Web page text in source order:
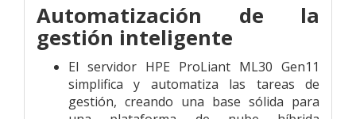
Automatización de la
gestión inteligente
El servidor HPE ProLiant ML30 Gen11
simplifica y automatiza las tareas de
gestión, creando una base sólida para